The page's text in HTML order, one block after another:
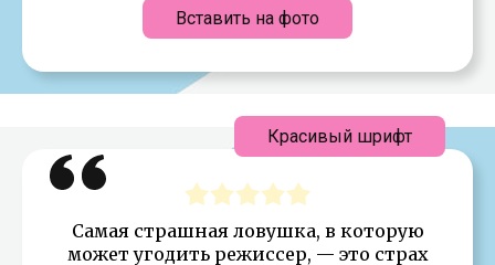
Вставить на фото
Самая страшная ловушка, в которую
может угодить режиссер, — это страх
Красивый шрифт